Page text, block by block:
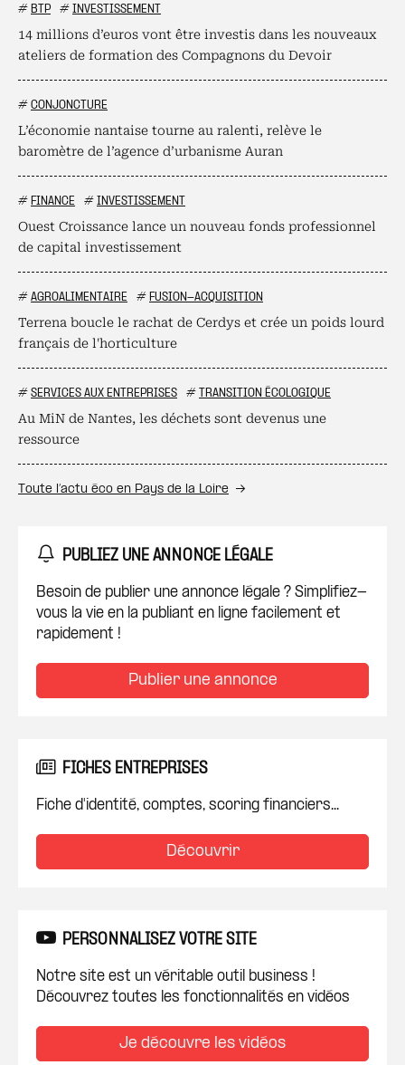
# BTP # INVESTISSEMENT
14 millions d’euros vont être investis dans les nouveaux
ateliers de formation des Compagnons du Devoir
# CONJONCTURE
L’économie nantaise tourne au ralenti, relève le
baromètre de l’agence d’urbanisme Auran
# FINANCE # INVESTISSEMENT
Ouest Croissance lance un nouveau fonds professionnel
de capital investissement
# AGROALIMENTAIRE # FUSION-ACQUISITION
Terrena boucle le rachat de Cerdys et crée un poids lourd
français de l'horticulture
# SERVICES AUX ENTREPRISES # TRANSITION ÉCOLOGIQUE
Au MiN de Nantes, les déchets sont devenus une
ressource
Toute l’actu éco en Pays de la Loire
PUBLIEZ UNE ANNONCE LÉGALE
Besoin de publier une annonce légale ? Simplifiez-
vous la vie en la publiant en ligne facilement et
rapidement !
Publier une annonce
FICHES ENTREPRISES
Fiche d'identité, comptes, scoring financiers...
Découvrir
PERSONNALISEZ VOTRE SITE
Notre site est un véritable outil business !
Découvrez toutes les fonctionnalités en vidéos
Je découvre les vidéos